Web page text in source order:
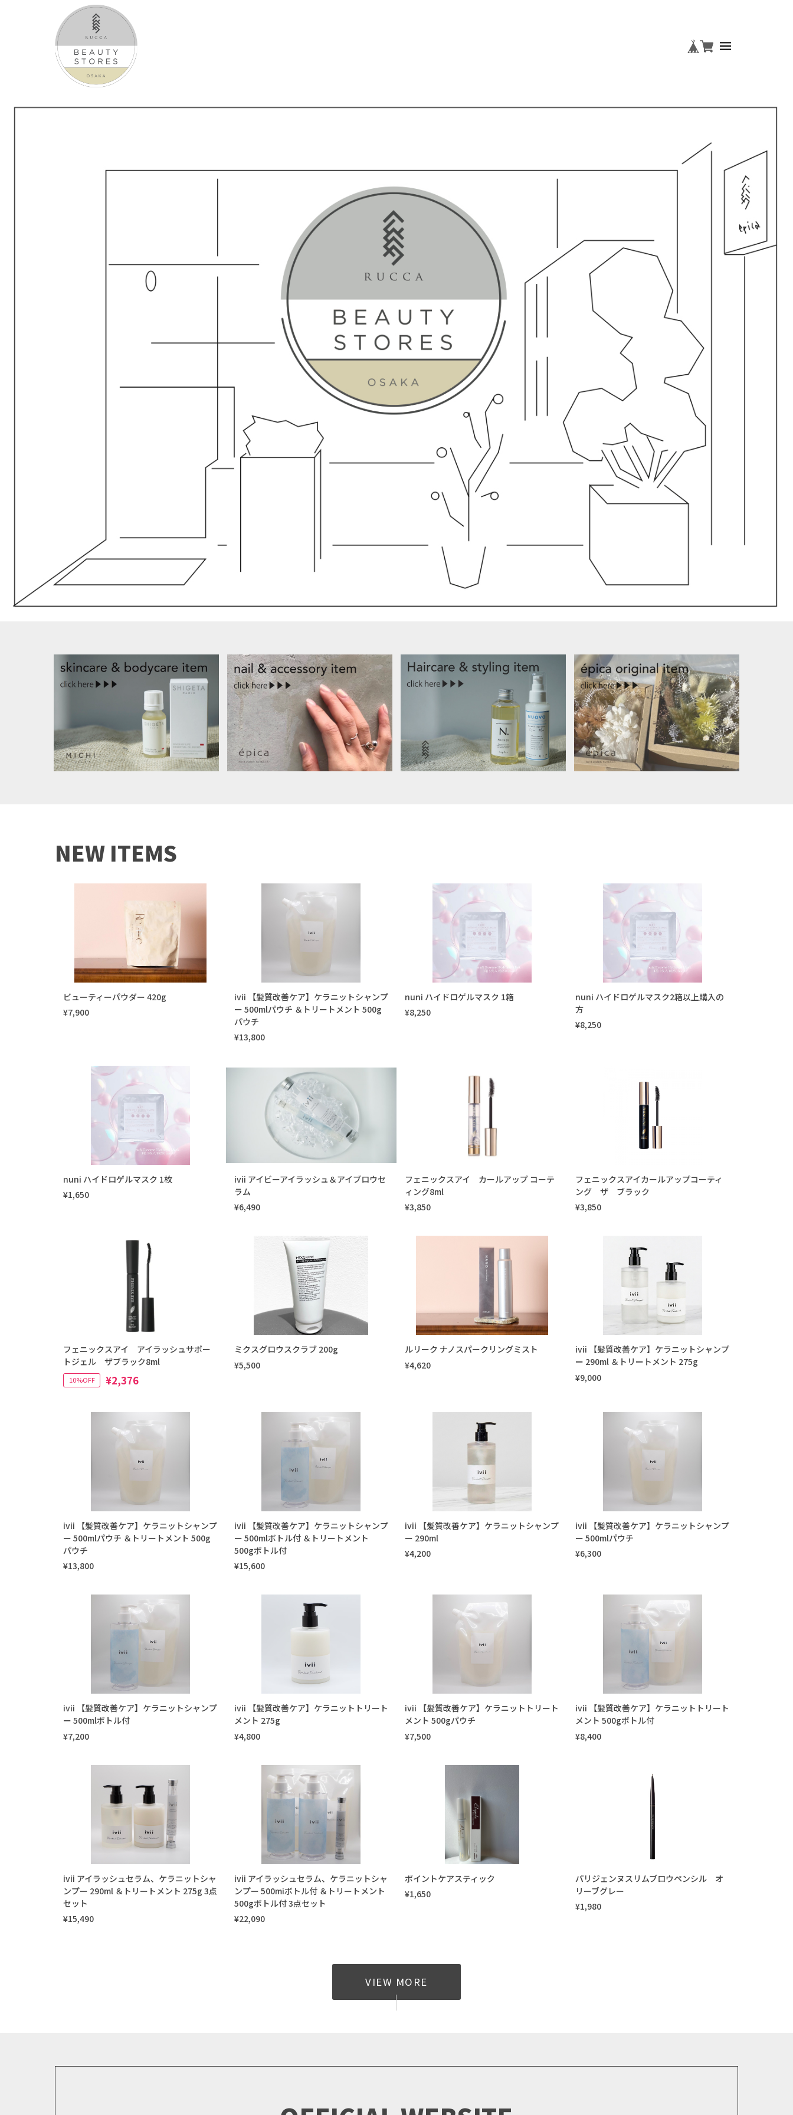
NEW ITEMS
ビューティーパウダー 420g
¥7,900
ivii 【髪質改善ケア】ケラニットシャンプ
ー 500mlパウチ ＆トリートメント 500g
パウチ
¥13,800
nuni ハイドロゲルマスク 1箱
¥8,250
nuni ハイドロゲルマスク2箱以上購入の
方
¥8,250
nuni ハイドロゲルマスク 1枚
¥1,650
ivii アイビーアイラッシュ＆アイブロウセ
ラム
¥6,490
フェニックスアイ カールアップ コーテ
ィング8ml
¥3,850
フェニックスアイカールアップコーティ
ング ザ ブラック
¥3,850
フェニックスアイ アイラッシュサポー
トジェル ザブラック8ml
10%OFF ¥2,376
ミクスグロウスクラブ 200g
¥5,500
ルリーク ナノスパークリングミスト
¥4,620
ivii 【髪質改善ケア】ケラニットシャンプ
ー 290ml ＆トリートメント 275g
¥9,000
ivii 【髪質改善ケア】ケラニットシャンプ
ー 500mlパウチ ＆トリートメント 500g
パウチ
¥13,800
ivii 【髪質改善ケア】ケラニットシャンプ
ー 500mlボトル付 ＆トリートメント
500gボトル付
¥15,600
ivii 【髪質改善ケア】ケラニットシャンプ
ー 290ml
¥4,200
ivii 【髪質改善ケア】ケラニットシャンプ
ー 500mlパウチ
¥6,300
ivii 【髪質改善ケア】ケラニットシャンプ
ー 500mlボトル付
¥7,200
ivii 【髪質改善ケア】ケラニットトリート
メント 275g
¥4,800
ivii 【髪質改善ケア】ケラニットトリート
メント 500gパウチ
¥7,500
ivii 【髪質改善ケア】ケラニットトリート
メント 500gボトル付
¥8,400
ivii アイラッシュセラム、ケラニットシャ
ンプー 290ml ＆トリートメント 275g 3点
セット
¥15,490
ivii アイラッシュセラム、ケラニットシャ
ンプー 500miボトル付 ＆トリートメント
500gボトル付 3点セット
¥22,090
ポイントケアスティック
¥1,650
パリジェンヌスリムブロウペンシル オ
リーブグレー
¥1,980
VIEW MORE